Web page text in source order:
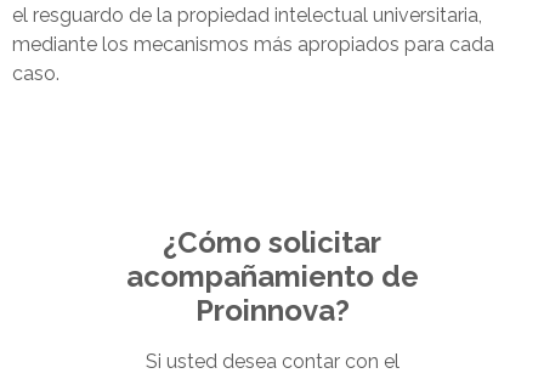
el resguardo de la propiedad intelectual universitaria,
mediante los mecanismos más apropiados para cada
caso.
¿Cómo solicitar
acompañamiento de
Proinnova?
Si usted desea contar con el